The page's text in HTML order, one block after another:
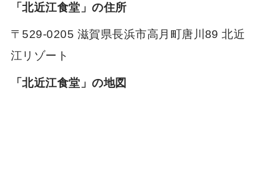
「北近江食堂」の住所
〒529-0205 滋賀県長浜市高月町唐川89 北近
江リゾート
「北近江食堂」の地図